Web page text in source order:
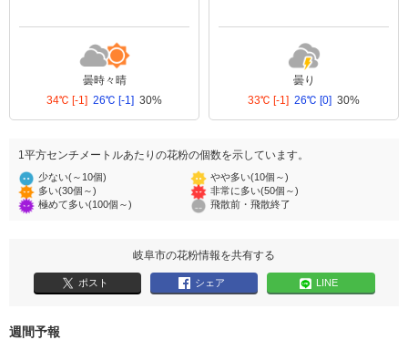
曇時々晴
34℃ [-1] 26℃ [-1] 30%
曇り
33℃ [-1] 26℃ [0] 30%
1平方センチメートルあたりの花粉の個数を示しています。
少ない(～10個)
やや多い(10個～)
多い(30個～)
非常に多い(50個～)
極めて多い(100個～)
飛散前・飛散終了
岐阜市の花粉情報を共有する
ポスト シェア LINE
週間予報